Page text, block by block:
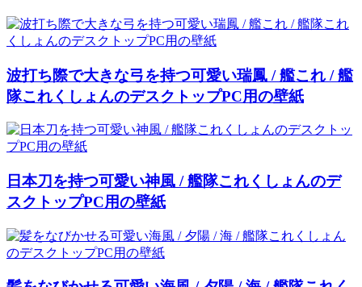
波打ち際で大きな弓を持つ可愛い瑞鳳 / 艦これ / 艦
隊これくしょんのデスクトップPC用の壁紙
日本刀を持つ可愛い神風 / 艦隊これくしょんのデ
スクトップPC用の壁紙